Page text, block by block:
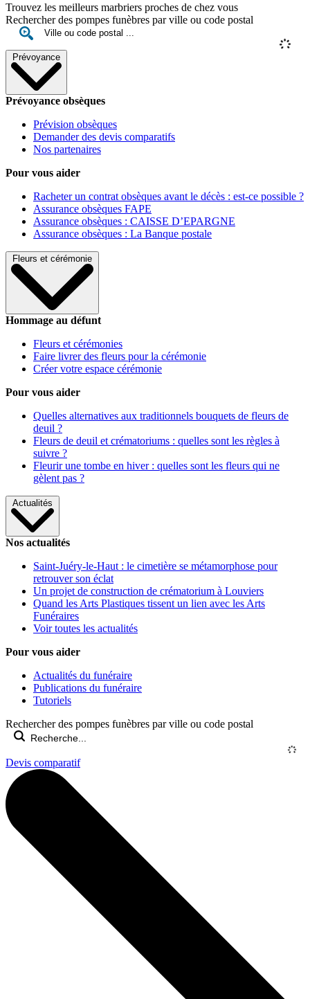
Trouvez les meilleurs marbriers proches de chez vous
Rechercher des pompes funèbres par ville ou code postal
Prévoyance
Prévoyance obsèques
Prévision obsèques
Demander des devis comparatifs
Nos partenaires
Pour vous aider
Racheter un contrat obsèques avant le décès : est-ce possible ?
Assurance obsèques FAPE
Assurance obsèques : CAISSE D’EPARGNE
Assurance obsèques : La Banque postale
Fleurs et cérémonie
Hommage au défunt
Fleurs et cérémonies
Faire livrer des fleurs pour la cérémonie
Créer votre espace cérémonie
Pour vous aider
Quelles alternatives aux traditionnels bouquets de fleurs de
deuil ?
Fleurs de deuil et crématoriums : quelles sont les règles à
suivre ?
Fleurir une tombe en hiver : quelles sont les fleurs qui ne
gèlent pas ?
Actualités
Nos actualités
Saint-Juéry-le-Haut : le cimetière se métamorphose pour
retrouver son éclat
Un projet de construction de crématorium à Louviers
Quand les Arts Plastiques tissent un lien avec les Arts
Funéraires
Voir toutes les actualités
Pour vous aider
Actualités du funéraire
Publications du funéraire
Tutoriels
Rechercher des pompes funèbres par ville ou code postal
Devis comparatif